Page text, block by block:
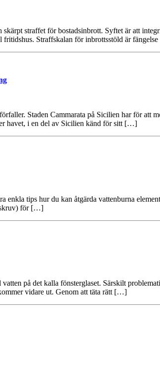
straffet för bostadsinbrott. Syftet är att
Straffskalan för inbrottsstöld är
Staden Cammarata på Sicilien har för att
havet, i en del av Sicilien känd för sitt […]
enkla tips hur du kan åtgärda vattenburna
skruv) för […]
på det kalla fönsterglaset. Särskilt
vidare ut. Genom att täta rätt […]